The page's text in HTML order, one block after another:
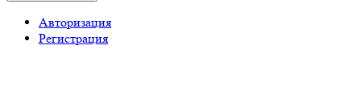
Авторизация
Регистрация